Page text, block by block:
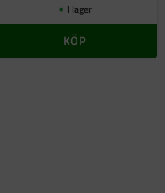
I lager
KÖP
i favoriter